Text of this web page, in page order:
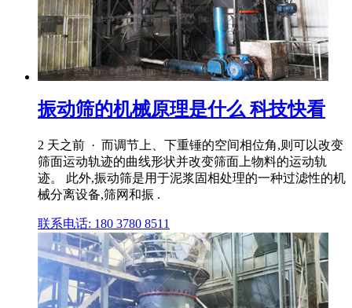
振动筛的机械原理是什么 科技快看
2 天之前 · 而调节上、下重锤的空间相位角,则可以改变
筛面运动轨迹的曲线形状并改变筛面上物料的运动轨
迹。 此外,振动筛是用于泥浆固相处理的一种过滤性的机
械分离设备,筛网和振 .
联系电话: 180 3780 8511